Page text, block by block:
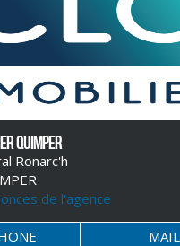
QUIMPER
Ronarc'h
de l'agence
MAIL